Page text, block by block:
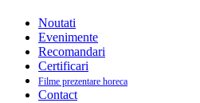
Noutati
Evenimente
Recomandari
Certificari
Filme prezentare horeca
Contact